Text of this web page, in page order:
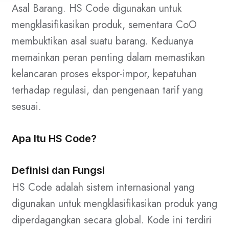
Asal Barang. HS Code digunakan untuk
mengklasifikasikan produk, sementara CoO
membuktikan asal suatu barang. Keduanya
memainkan peran penting dalam memastikan
kelancaran proses ekspor-impor, kepatuhan
terhadap regulasi, dan pengenaan tarif yang
sesuai.
Apa Itu HS Code?
Definisi dan Fungsi
HS Code adalah sistem internasional yang
digunakan untuk mengklasifikasikan produk yang
diperdagangkan secara global. Kode ini terdiri